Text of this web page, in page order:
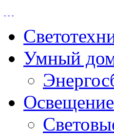
Умный
Освещение